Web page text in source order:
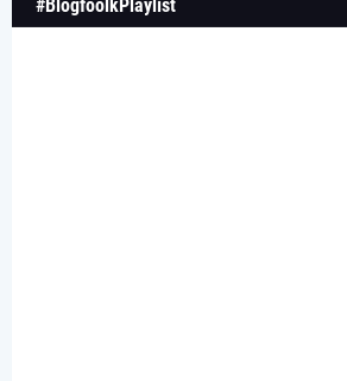
#BlogfoolkPlaylist